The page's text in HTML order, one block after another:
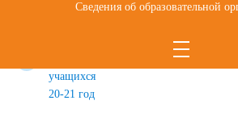
учащихся
20-21 год
Сведения об образовательной